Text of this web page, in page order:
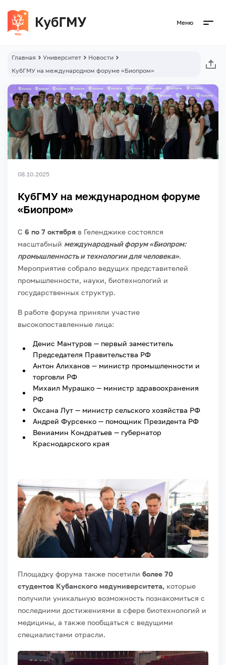
Меню
Главная Университет
Новости
КубГМУ на международном форуме «Биопром»
08.10.2025
КубГМУ на международном форуме
«Биопром»
С 6 по 7 октября в Геленджике состоялся
масштабный международный форум «Биопром:
промышленность и технологии для человека».
Мероприятие собрало ведущих представителей
промышленности, науки, биотехнологий и
государственных структур.
В работе форума приняли участие
высокопоставленные лица:
Денис Мантуров — первый заместитель
Председателя Правительства РФ
Антон Алиханов — министр промышленности и
торговли РФ
Михаил Мурашко — министр здравоохранения
РФ
Оксана Лут — министр сельского хозяйства РФ
Андрей Фурсенко — помощник Президента РФ
Вениамин Кондратьев — губернатор
Краснодарского края
Площадку форума также посетили более 70
студентов Кубанского медуниверситета, которые
получили уникальную возможность познакомиться с
последними достижениями в сфере биотехнологий и
медицины, а также пообщаться с ведущими
специалистами отрасли.